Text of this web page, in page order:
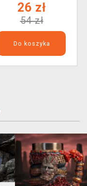
26 zł
54 zł
Do koszyka